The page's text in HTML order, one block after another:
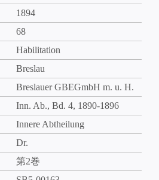
1894
68
Habilitation
Breslau
Breslauer GBEGmbH m. u. H.
Inn. Ab., Bd. 4, 1890-1896
Innere Abtheilung
Dr.
第2巻